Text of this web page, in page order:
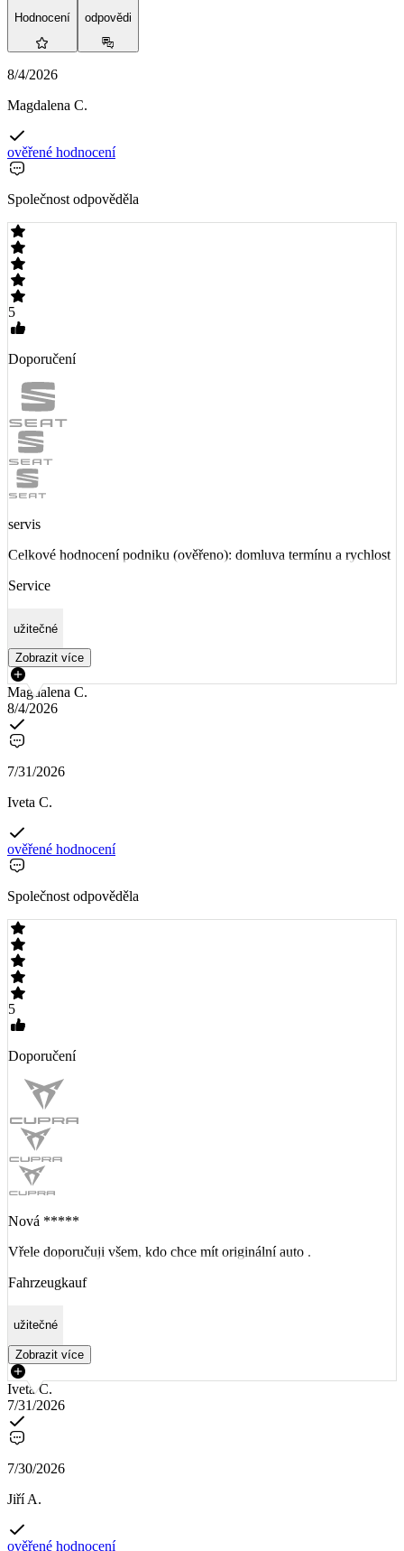
Hodnocení
odpovědi
8/4/2026
Magdalena C.
ověřené hodnocení
Společnost odpověděla
5
Doporučení
servis
Celkové hodnocení podniku (ověřeno): domluva termínu a rychlost
Service
užitečné
Zobrazit více
Magdalena C.
8/4/2026
7/31/2026
Iveta C.
ověřené hodnocení
Společnost odpověděla
5
Doporučení
Nová *****
Vřele doporučuji všem, kdo chce mít originální auto .
Fahrzeugkauf
užitečné
Zobrazit více
Iveta C.
7/31/2026
7/30/2026
Jiří A.
ověřené hodnocení